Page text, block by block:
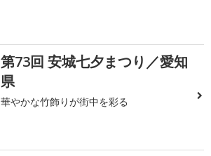
第73回 安城七夕まつり／愛知
県
華やかな竹飾りが街中を彩る